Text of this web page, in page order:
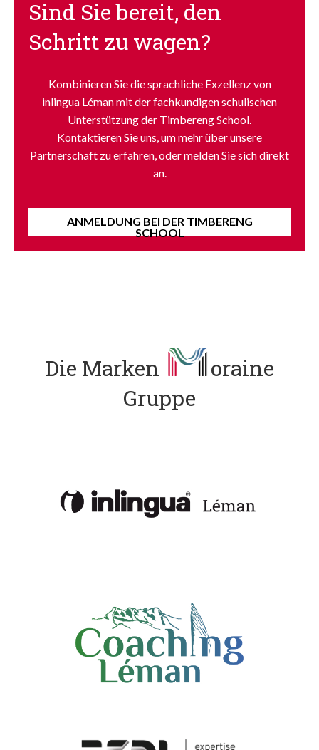
Sind Sie bereit, den
Schritt zu wagen?
Kombinieren Sie die sprachliche Exzellenz von
inlingua Léman mit der fachkundigen schulischen
Unterstützung der Timbereng School.
Kontaktieren Sie uns, um mehr über unsere
Partnerschaft zu erfahren, oder melden Sie sich direkt
an.
ANMELDUNG BEI DER TIMBERENG
SCHOOL
Die Marken
oraine
Gruppe